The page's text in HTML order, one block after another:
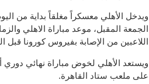
ويدخل الأهلي معسكراً مغلقاً بداية من
الجمعة المقبل، موعد مباراة الاهلي
اللاعبين من الإصابة بفيروس كورونا قبل
على ملعب ستاد القاهرة.